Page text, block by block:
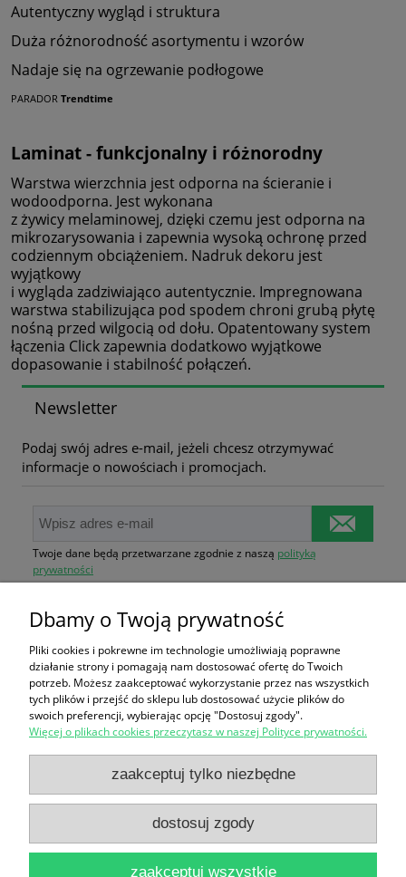
Autentyczny wygląd i struktura
Duża różnorodność asortymentu i wzorów
Nadaje się na ogrzewanie podłogowe
PARADOR Trendtime
Laminat - funkcjonalny i różnorodny
Warstwa wierzchnia jest odporna na ścieranie i
wodoodporna. Jest wykonana
z żywicy melaminowej, dzięki czemu jest odporna na
mikrozarysowania i zapewnia wysoką ochronę przed
codziennym obciążeniem. Nadruk dekoru jest
wyjątkowy
i wygląda zadziwiająco autentycznie. Impregnowana
warstwa stabilizująca pod spodem chroni grubą płytę
nośną przed wilgocią od dołu. Opatentowany system
łączenia Click zapewnia dodatkowo wyjątkowe
dopasowanie i stabilność połączeń.
Newsletter
Podaj swój adres e-mail, jeżeli chcesz otrzymywać
informacje o nowościach i promocjach.
Twoje dane będą przetwarzane zgodnie z naszą polityką
prywatności
Pomoc
Moje konto
Informacje
| Kamiennogórska 9/U1, 60-179 Poznań, woj.
Dbamy o Twoją prywatność
Pliki cookies i pokrewne im technologie umożliwiają poprawne
działanie strony i pomagają nam dostosować ofertę do Twoich
potrzeb. Możesz zaakceptować wykorzystanie przez nas wszystkich
tych plików i przejść do sklepu lub dostosować użycie plików do
swoich preferencji, wybierając opcję "Dostosuj zgody".
Więcej o plikach cookies przeczytasz w naszej Polityce prywatności.
zaakceptuj tylko niezbędne
dostosuj zgody
zaakceptuj wszystkie